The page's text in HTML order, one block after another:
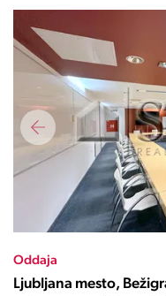
Oddaja
Ljubljana mesto,